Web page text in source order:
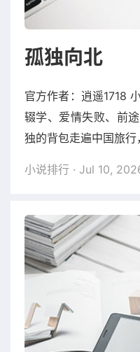
孤独向北
官方作者：逍遥1718 小说简介：小说讲述了我在大学
辍学、爱情失败、前
独的背包走遍中国旅行
小说排行 · Jul 10,